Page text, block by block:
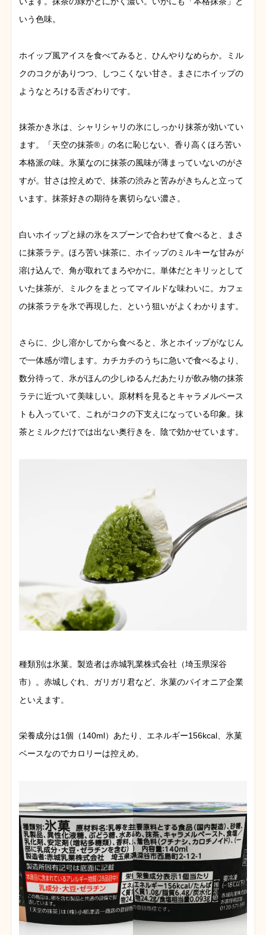
いう色味。
ホイップ風アイスを食べてみると、ひんやりなめらか。ミル
クのコクがありつつ、しつこくない甘さ。まさにホイップの
ようなとろける舌ざわりです。
抹茶かき氷は、シャリシャリの氷にしっかり抹茶が効いてい
ます。「天空の抹茶®」の名に恥じない、香り高くほろ苦い
本格派の味。氷菓なのに抹茶の風味が薄まっていないのがさ
すが。甘さは控えめで、抹茶の渋みと苦みがきちんと立って
います。抹茶好きの期待を裏切らない濃さ。
白いホイップと緑の氷をスプーンで合わせて食べると、まさ
に抹茶ラテ。ほろ苦い抹茶に、ホイップのミルキーな甘みが
溶け込んで、角が取れてまろやかに。単体だとキリッとして
いた抹茶が、ミルクをまとってマイルドな味わいに。カフェ
の抹茶ラテを氷で再現した、という狙いがよくわかります。
さらに、少し溶かしてから食べると、氷とホイップがなじん
で一体感が増します。カチカチのうちに急いで食べるより、
数分待って、氷がほんの少しゆるんだあたりが飲み物の抹茶
ラテに近づいて美味しい。原材料を見るとキャラメルペース
トも入っていて、これがコクの下支えになっている印象。抹
茶とミルクだけでは出ない奥行きを、陰で効かせています。
種類別は氷菓。製造者は赤城乳業株式会社（埼玉県深谷
市）。赤城しぐれ、ガリガリ君など、氷菓のパイオニア企業
といえます。
栄養成分は1個（140ml）あたり、エネルギー156kcal、氷菓
ベースなのでカロリーは控えめ。